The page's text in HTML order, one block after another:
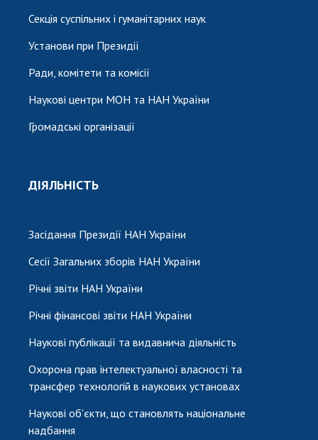
Секція суспільних і гуманітарних наук
Установи при Президії
Ради, комітети та комісії
Наукові центри МОН та НАН України
Громадські організації
ДІЯЛЬНІСТЬ
Засідання Президії НАН України
Сесії Загальних зборів НАН України
Річні звіти НАН України
Річні фінансові звіти НАН України
Наукові публікації та видавнича діяльність
Охорона прав інтелектуальної власності та
трансфер технологій в наукових установах
Наукові об'єкти, що становлять національне
надбання